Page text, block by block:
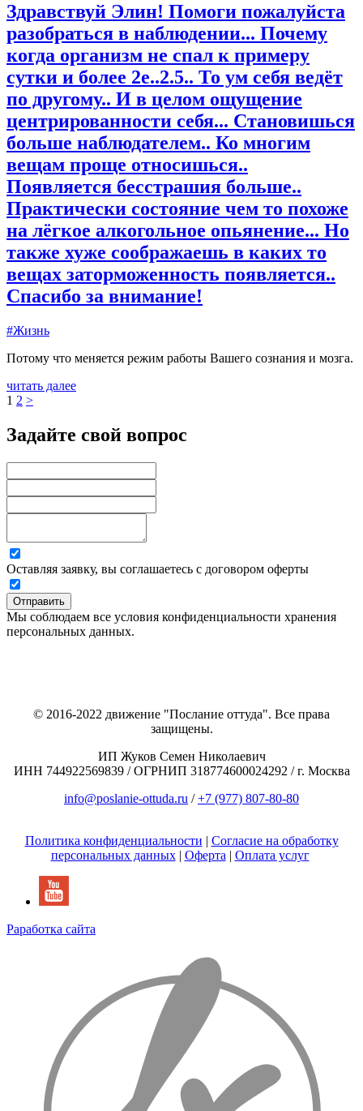
Здравствуй Элин! Помоги пожалуйста
разобраться в наблюдении... Почему
когда организм не спал к примеру
сутки и более 2е..2.5.. То ум себя ведёт
по другому.. И в целом ощущение
центрированности себя... Становишься
больше наблюдателем.. Ко многим
вещам проще относишься..
Появляется бесстрашия больше..
Практически состояние чем то похоже
на лёгкое алкогольное опьянение... Но
также хуже соображаешь в каких то
вещах заторможенность появляется..
Спасибо за внимание!
#Жизнь
Потому что меняется режим работы Вашего сознания и мозга.
читать далее
1 2 >
Задайте свой вопрос
Оставляя заявку, вы соглашаетесь с договором оферты
Отправить
Мы соблюдаем все условия конфиденциальности хранения
персональных данных.
© 2016-2022 движение "Послание оттуда". Все права
защищены.
ИП Жуков Семен Николаевич
ИНН 744922569839 / ОГРНИП 318774600024292 / г. Москва
info@poslanie-ottuda.ru /+7 (977) 807-80-80
Политика конфиденциальности | Согласие на обработку
персональных данных | Оферта | Оплата услуг
Раработка сайта